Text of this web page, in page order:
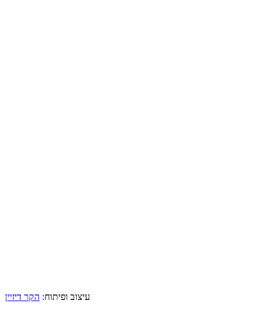
עיצוב ופיתוח: הקר דיזיין